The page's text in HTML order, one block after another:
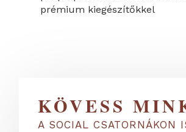
prémium kiegészítőkkel
KÖVESS
A SOCIAL CSATORNÁKON